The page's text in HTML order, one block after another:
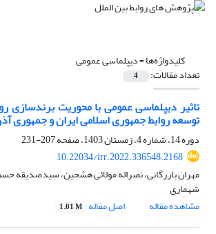
کلیدواژه‌ها =دیپلماسی عمومی
تعداد مقالات: 4
تاثیر دیپلماسی عمومی با محوریت برند‌سازی
توسعه روابط جمهوری‌ اسلامی ایران و جمهوری
دوره 14، شماره 4، زمستان 1403، صفحه
207-231
10.22034/irr.2022.336548.2168
مهران بازرگانی، نصراله مولائی هشجین، سیدصدیقه
شهماری
مشاهده مقاله
اصل مقاله 1.01 M